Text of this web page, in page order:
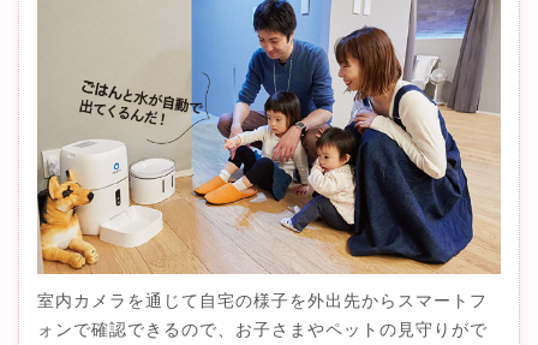
室内カメラを通じて自宅の様子を外出先からスマートフ
ォンで確認できるので、お子さまやペットの見守りがで